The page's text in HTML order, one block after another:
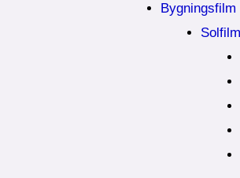
Bygningsfilm
Solfilm